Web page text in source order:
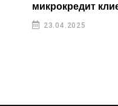
микрокредит
23.04.2025